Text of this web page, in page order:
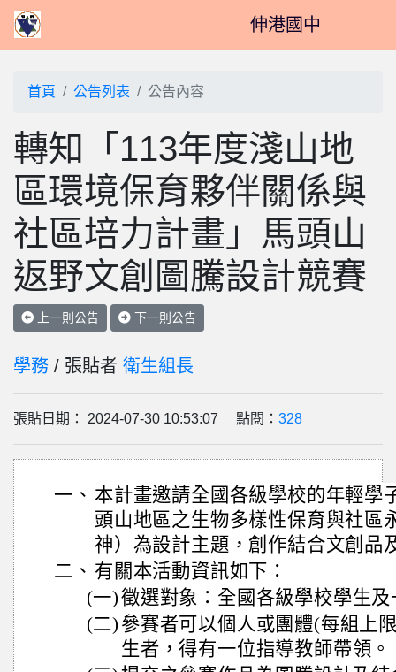
伸港國中
首頁 公告列表 公告內容
轉知「113年度淺山地
區環境保育夥伴關係與
社區培力計畫」馬頭山
返野文創圖騰設計競賽
上一則公告 下一則公告
學務 / 張貼者 衛生組長
張貼日期： 2024-07-30 10:53:07 點閱： 328
一、 本計畫邀請全國各級學校的年輕學
頭山地區之生物多樣性保育與社區
神）為設計主題，創作結合文創品
二、 有關本活動資訊如下：
(一)徵選對象：全國各級學校學生
(二) 參賽者可以個人或團體(每組上
生者，得有一位指導教師帶領。